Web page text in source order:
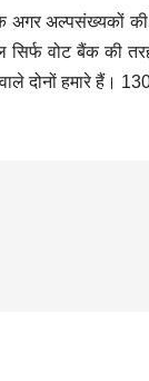
अगर अल्पसंख्यकों की
वोट बैंक की
दोनों हमारे हैं।